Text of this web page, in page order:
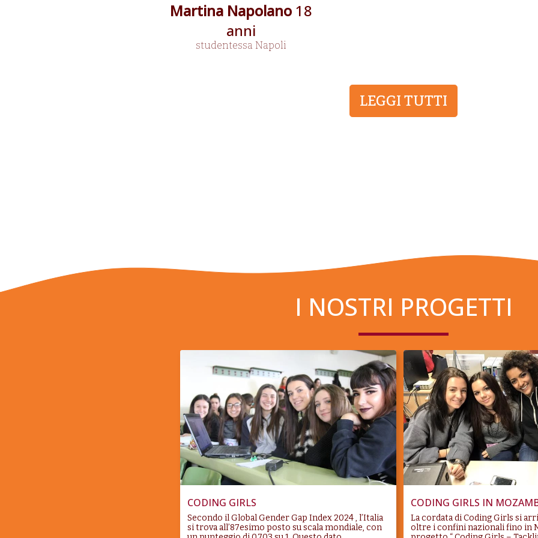
Martina Napolano 18
anni
studentessa Napoli
LEGGI TUTTI
I NOSTRI PROGETTI
CODING GIRLS
Secondo il Global Gender Gap Index 2024 , l’Italia
si trova all’87esimo posto su scala mondiale, con
CODING GIRLS IN
La cordata di Coding Girls si
oltre i confini nazionali fino in